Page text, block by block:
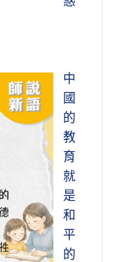
中
國
的
教
育
就
是
和
平
的